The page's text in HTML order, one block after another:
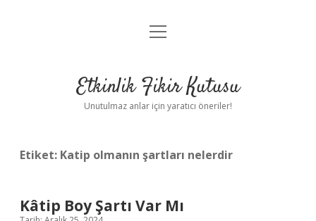
Anasayfa
Yasal Uyarı
menüyü
Etkinlik Fikir Kutusu
Unutulmaz anlar için yaratıcı öneriler!
Etiket: Katip olmanın şartları nelerdir
Kâtip Boy Şartı Var Mı